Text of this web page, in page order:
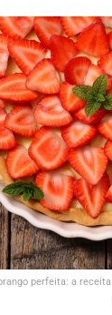
perfeita: a